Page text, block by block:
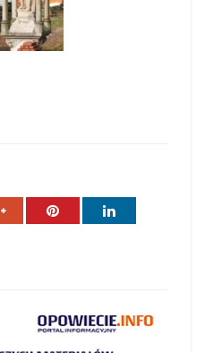
Google+ Pinterest LinkedIn